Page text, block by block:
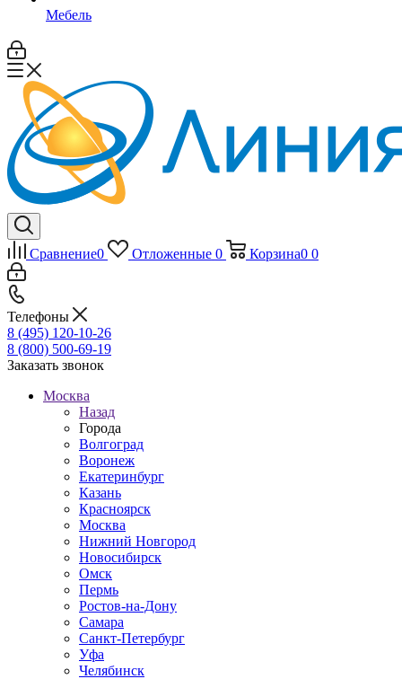
Мебель
Сравнение0 Отложенные 0 Корзина0 0
Телефоны
8 (495) 120-10-26
8 (800) 500-69-19
Заказать звонок
Москва
Назад
Города
Волгоград
Воронеж
Екатеринбург
Казань
Красноярск
Москва
Нижний Новгород
Новосибирск
Омск
Пермь
Ростов-на-Дону
Самара
Санкт-Петербург
Уфа
Челябинск